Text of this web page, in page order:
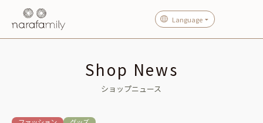
Language
Shop News
ショップニュース